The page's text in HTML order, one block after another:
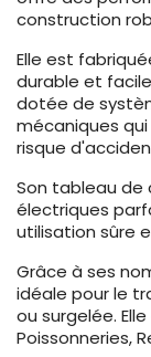
construction
Elle est
durable et
dotée de
mécaniques
risque
Son tableau de
électriques
utilisation sûre
Grâce à ses
idéale pour le
ou surgelée.
Poissonneries,